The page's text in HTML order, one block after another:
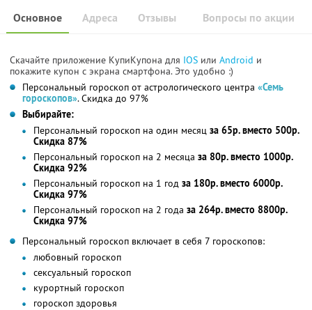
Основное Отзывы Вопросы по акции
Адреса
Скачайте приложение КупиКупона для IOS или Android и
покажите купон с экрана смартфона. Это удобно :)
Персональный гороскоп от астрологического центра «Семь
гороскопов». Скидка до 97%
Выбирайте:
Персональный гороскоп на один месяц за 65р. вместо 500р.
Скидка 87%
Персональный гороскоп на 2 месяца за 80р. вместо 1000р.
Скидка 92%
Персональный гороскоп на 1 год за 180р. вместо 6000р.
Скидка 97%
Персональный гороскоп на 2 года за 264р. вместо 8800р.
Скидка 97%
Персональный гороскоп включает в себя 7 гороскопов:
любовный гороскоп
сексуальный гороскоп
курортный гороскоп
гороскоп здоровья